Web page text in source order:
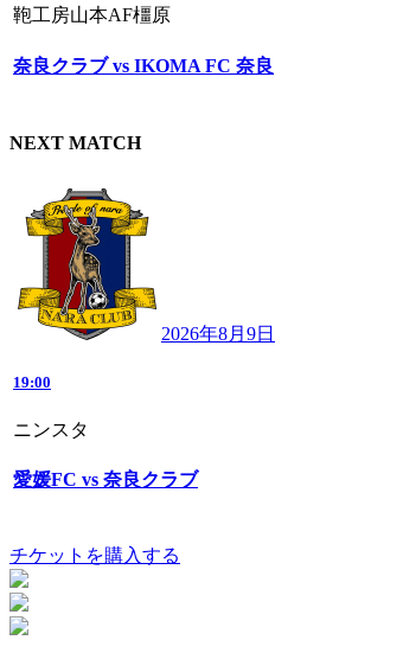
鞄工房山本AF橿原
奈良クラブ vs IKOMA FC 奈良
NEXT MATCH
2026年8月9日
19:00
ニンスタ
愛媛FC vs 奈良クラブ
チケットを購入する